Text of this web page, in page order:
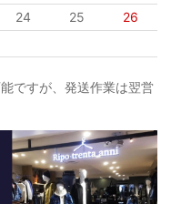
24 25
26
ですが、発送作業は翌営